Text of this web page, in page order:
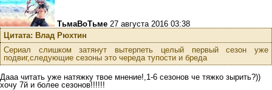
ТьмаВоТьме 27 августа 2016 03:38
Цитата: Влад Рюхтин
Сериал слишком затянут вытерпеть целый первый сезон уже
подвиг,следующие сезоны это череда тупости и бреда
Дааа читать уже натяжку твое мнение!,1-6 сезонов че тяжко зырить?))
хочу 7й и более сезонов!!!!!!